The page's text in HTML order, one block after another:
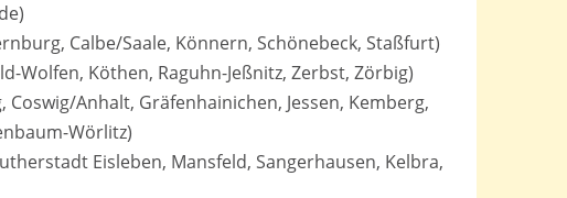
Calbe/Saale, Könnern, Schönebeck, Staßfurt)
Wolfen, Köthen, Raguhn-Jeßnitz, Zerbst, Zörbig)
Coswig/Anhalt, Gräfenhainichen, Jessen, Kemberg,
Wörlitz)
Eisleben, Mansfeld, Sangerhausen, Kelbra,